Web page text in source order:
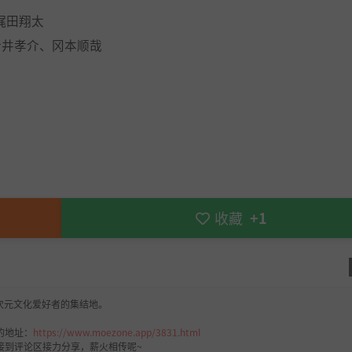
田翔太
孝介、冈本顺哉
收藏 +1
文化爱好者的集结地。
址： https://www.moezone.app/3831.html
评论区接力分享，薪火相传呢~